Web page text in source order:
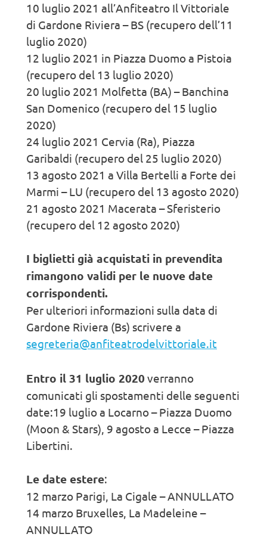
10 luglio 2021 all’Anfiteatro Il Vittoriale
di Gardone Riviera – BS (recupero dell’11
luglio 2020)
12 luglio 2021 in Piazza Duomo a Pistoia
(recupero del 13 luglio 2020)
20 luglio 2021 Molfetta (BA) – Banchina
San Domenico (recupero del 15 luglio
2020)
24 luglio 2021 Cervia (Ra), Piazza
Garibaldi (recupero del 25 luglio 2020)
13 agosto 2021 a Villa Bertelli a Forte dei
Marmi – LU (recupero del 13 agosto 2020)
21 agosto 2021 Macerata – Sferisterio
(recupero del 12 agosto 2020)
I biglietti già acquistati in prevendita
rimangono validi per le nuove date
corrispondenti.
Per ulteriori informazioni sulla data di
Gardone Riviera (Bs) scrivere a
segreteria@anfiteatrodelvittoriale.it
Entro il 31 luglio 2020verranno
comunicati gli spostamenti delle seguenti
date:19 luglio a Locarno – Piazza Duomo
(Moon & Stars), 9 agosto a Lecce – Piazza
Libertini.
Le date estere:
12 marzo Parigi, La Cigale – ANNULLATO
14 marzo Bruxelles, La Madeleine –
ANNULLATO